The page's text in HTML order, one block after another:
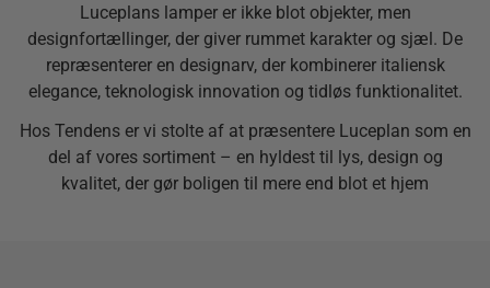
Luceplans lamper er ikke blot objekter, men
designfortællinger, der giver rummet karakter og sjæl. De
repræsenterer en designarv, der kombinerer italiensk
elegance, teknologisk innovation og tidløs funktionalitet.
Hos Tendens er vi stolte af at præsentere Luceplan som en
del af vores sortiment – en hyldest til lys, design og
kvalitet, der gør boligen til mere end blot et hjem